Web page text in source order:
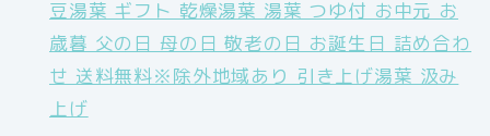
豆湯葉 ギフト 乾燥湯葉 湯葉 つゆ付 お中元 お
歳暮 父の日 母の日 敬老の日 お誕生日 詰め合わ
せ 送料無料※除外地域あり 引き上げ湯葉 汲み
上げ